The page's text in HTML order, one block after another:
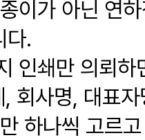
이가 아닌 연
다.
인쇄만 의뢰
회사명, 대표
하나씩 고르